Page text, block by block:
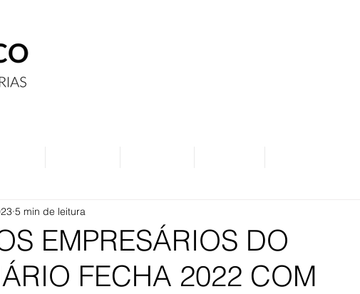
EMPRESÁRIOS DO
FECHA 2022 COM
5 min de leitura